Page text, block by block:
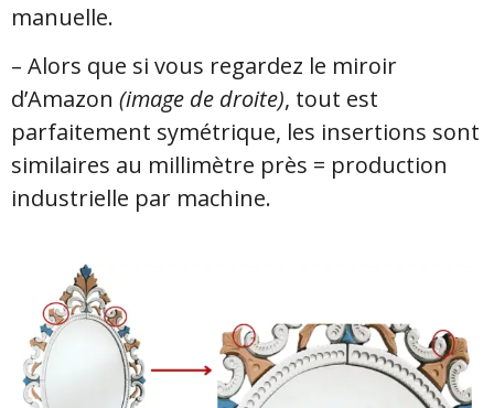
manuelle.
– Alors que si vous regardez le miroir
d’Amazon (image de droite), tout est
parfaitement symétrique, les insertions sont
similaires au millimètre près = production
industrielle par machine.